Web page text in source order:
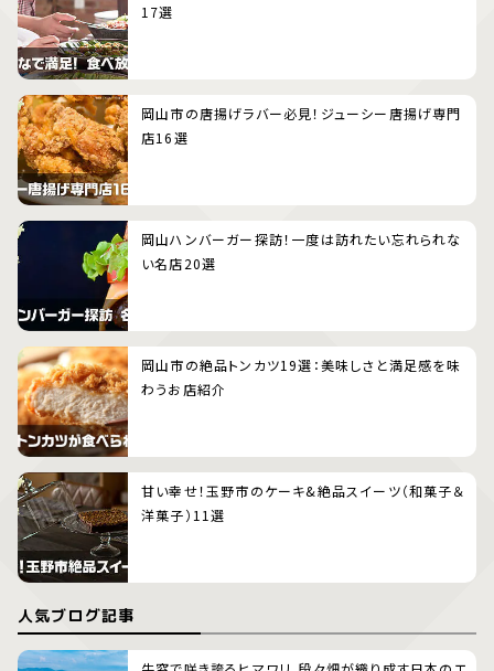
17選
岡山市の唐揚げラバー必見！ジューシー唐揚げ専門
店16選
岡山ハンバーガー探訪！一度は訪れたい忘れられな
い名店20選
岡山市の絶品トンカツ19選：美味しさと満足感を味
わうお店紹介
甘い幸せ！玉野市のケーキ&絶品スイーツ（和菓子＆
洋菓子）11選
人気ブログ記事